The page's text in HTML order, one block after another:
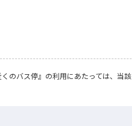
くのバス停』 の利用にあたっては、当